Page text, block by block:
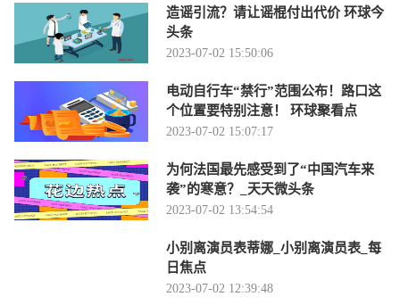
造谣引流？请让谣棍付出代价 环球今
头条
2023-07-02 15:50:06
电动自行车“禁行”范围公布！路口这
个位置要特别注意！ 环球聚看点
2023-07-02 15:07:17
为何法国最先感受到了“中国汽车来
袭”的寒意？_天天微头条
2023-07-02 13:54:54
小别离演员表蒂娜_小别离演员表_每
日焦点
2023-07-02 12:39:48